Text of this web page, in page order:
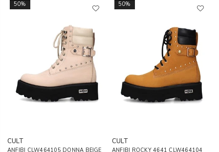
50%
CULT
ANFIBI CLW464105 DONNA BEIGE
50%
CULT
ANFIBI ROCKY 4641 CLW464104